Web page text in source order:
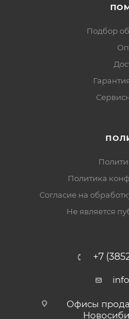
Подбор
Политика
Согласие на
Не является
+7
Офисы